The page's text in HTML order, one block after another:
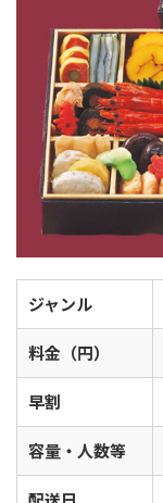
ジャンル
料金（円）
早割
容量・人数等